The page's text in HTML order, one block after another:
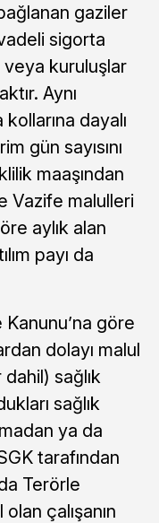
gaziler
sigorta
veya kuruluşlar
Aynı
dayalı
gün sayısını
maaşından
Vazife malulleri
aylık alan
payı da
Kanunu’na göre
dolayı malul
sağlık
sağlık
ya da
tarafından
Terörle
çalışanın